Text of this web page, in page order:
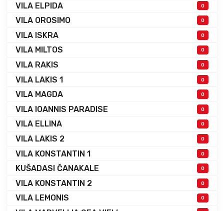
VILA ELPIDA 0
VILA OROSIMO 0
VILA ISKRA 0
VILA MILTOS 0
VILA RAKIS 0
VILA LAKIS 1 0
VILA MAGDA 0
VILA IOANNIS PARADISE 0
VILA ELLINA 0
VILA LAKIS 2 0
VILA KONSTANTIN 1 0
KUŠADASI ČANAKALE 0
VILA KONSTANTIN 2 0
VILA LEMONIS 0